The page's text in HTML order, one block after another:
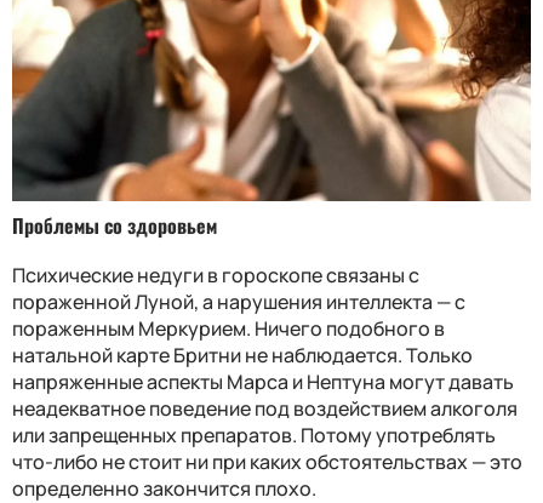
Проблемы со здоровьем
Психические недуги в гороскопе связаны с
пораженной Луной, а нарушения интеллекта — с
пораженным Меркурием. Ничего подобного в
натальной карте Бритни не наблюдается. Только
напряженные аспекты Марса и Нептуна могут давать
неадекватное поведение под воздействием алкоголя
или запрещенных препаратов. Потому употреблять
что-либо не стоит ни при каких обстоятельствах — это
определенно закончится плохо.